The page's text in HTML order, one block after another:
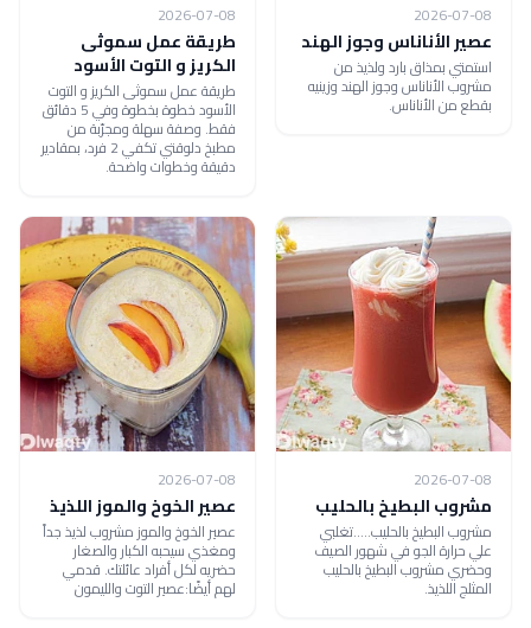
2026-07-08
عصير الأناناس وجوز الهند
استمتي بمذاق بارد ولذيذ من
مشروب الأناناس وجوز الهند وزينيه
بقطع من الأناناس.
2026-07-08
طريقة عمل سموثى
الكريز و التوت الأسود
طريقة عمل سموثى الكريز و التوت
الأسود خطوة بخطوة وفي 5 دقائق
فقط. وصفة سهلة ومجرّبة من
مطبخ دلوقتي تكفي 2 فرد، بمقادير
دقيقة وخطوات واضحة.
2026-07-08
مشروب البطيخ بالحليب
مشروب البطيخ بالحليب.....تغلبي
علي حرارة الجو في شهور الصيف
وحضري مشروب البطيخ بالحليب
المثلج اللذيذ.
2026-07-08
عصير الخوخ والموز اللذيذ
عصير الخوخ والموز مشروب لذيذ جداً
ومغذي سيحبه الكبار والصغار
حضريه لكل أفراد عائلتك. قدمي
لهم أيضًا:عصير التوت والليمون